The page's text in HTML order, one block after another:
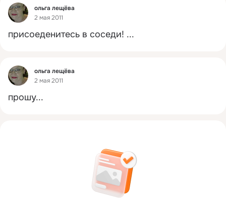
Фид
ольга лещёва
2 мая 2011
присоеденитесь в соседи! ...
Фид
ольга лещёва
2 мая 2011
прошу...